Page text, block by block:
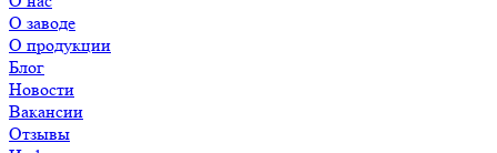
О заводе
О продукции
Блог
Новости
Вакансии
Отзывы